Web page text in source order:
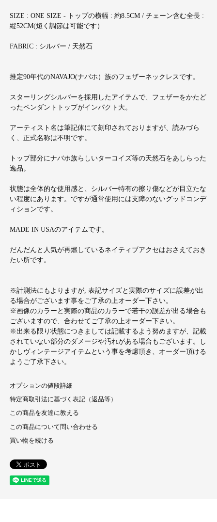
SIZE : ONE SIZE - トップの横幅 : 約8.5CM / チェーン含む全長 :
縦52CM(短く調節は可能です）
FABRIC : シルバー / 天然石
推定90年代のNAVAJO(ナバホ）族のフェザーネックレスです。
スターリングシルバーを採用したアイテムで、フェザーをかたど
ったペンダントトップがインパクト大。
アーティスト名は筆記体にて刻印されておりますが、読みづら
く、正式名称は不明です。
トップ部分にナバホ族らしいターコイズ等の天然石をあしらった
逸品。
状態は全体的な使用感と、シルバー特有の擦り傷などが目立たな
い程度にあります。ですが通常使用には支障のないグッドコンデ
ィションです。
MADE IN USAのアイテムです。
だんだんと人気が再燃しているネイティブアクセはおさえておき
たい所です。
※計測法にもよりますが, 表記サイズと実際のサイズに誤差が出
る場合がございます事をご了承の上オーダー下さい。
※画像のカラーと実際の商品のカラーで若干の誤差が出る場合も
ございますので、合わせてご了承の上オーダー下さい。
※出来る限り状態につきましては記載するよう努めますが、記載
されていない部分のダメージや汚れがある場合もございます。し
かしヴィンテージアイテムという事を考慮頂き、オーダー頂ける
ようご了承下さい。
オプションの値段詳細
特定商取引法に基づく表記（返品等）
この商品を友達に教える
この商品について問い合わせる
買い物を続ける